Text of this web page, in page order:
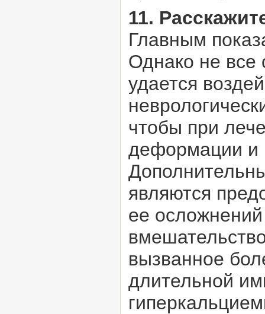
11.
Главным
Однако не
удается
чтобы при
деформации и
являются
ее
вызванное
длительной